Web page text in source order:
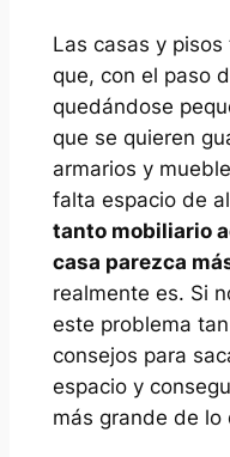
Las casas y
que, con el paso
quedándose
que se quieren
armarios y
falta espacio de
tanto mobiliario
casa parezca
realmente es. Si
este problema
consejos para
espacio y
más grande de lo